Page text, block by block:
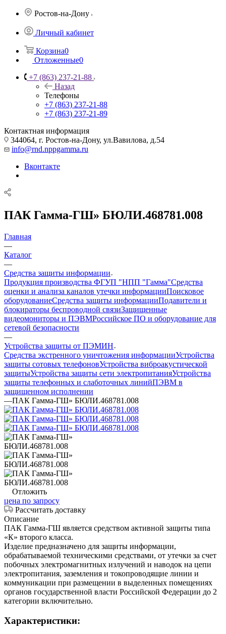
Ростов-на-Дону
Личный кабинет
Корзина0
Отложенные0
+7 (863) 237-21-88
Назад
Телефоны
+7 (863) 237-21-88
+7 (863) 237-21-89
Контактная информация
344064, г. Ростов-на-Дону, ул.Вавилова, д.54
info@rnd.nppgamma.ru
Вконтакте
ПАК Гамма-ГШ» БЮЛИ.468781.008
Главная
—
Каталог
—
Средства защиты информации
Продукция производства ФГУП "НПП "Гамма"Средства
оценки и анализа каналов утечки информацииПоисковое
оборудованиеСредства защиты информацииПодавители и
блокираторы беспроводной связиЗащищенные
видеомониторы и ПЭВМРоссийское ПО и оборудование для
сетевой безопасности
—
Устройства защиты от ПЭМИН
Средства экстренного уничтожения информацииУстройства
защиты сотовых телефоновУстройства виброакустической
защитыУстройства защиты сети электропитанияУстройства
защиты телефонных и слаботочных линийПЭВМ в
защищенном исполнении
—ПАК Гамма-ГШ» БЮЛИ.468781.008
Отложить
цена по запросу
Рассчитать доставку
Описание
ПАК Гамма-ГШ является средством активной защиты типа
«К» второго класса.
Изделие предназначено для защиты информации,
обрабатываемой техническими средствами, от утечки за счет
побочных электромагнитных излучений и наводок на цепи
электропитания, заземления и токопроводящие линии и
коммуникации при размещении в выделенных помещениях
органов государственной власти Российской Федерации до 2
категории включительно.
Характеристики: